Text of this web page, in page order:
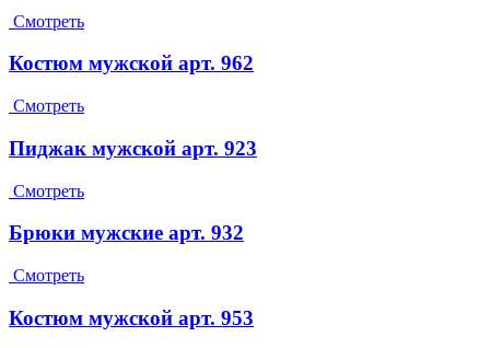
Смотреть
Костюм мужской арт. 962
Смотреть
Пиджак мужской арт. 923
Смотреть
Брюки мужские арт. 932
Смотреть
Костюм мужской арт. 953